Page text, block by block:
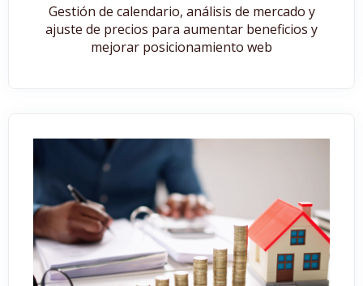
Gestión de calendario, análisis de mercado y
ajuste de precios para aumentar beneficios y
mejorar posicionamiento web